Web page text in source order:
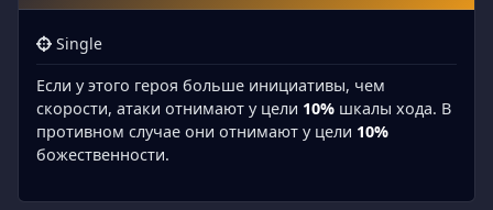
Single
Если у этого героя больше инициативы, чем
скорости, атаки отнимают у цели 10% шкалы хода. В
противном случае они отнимают у цели 10%
божественности.